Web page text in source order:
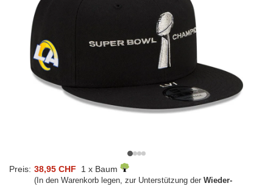
Preis: 38,95 CHF 1 x Baum
(In den Warenkorb legen, zur Unterstützung der Wieder-